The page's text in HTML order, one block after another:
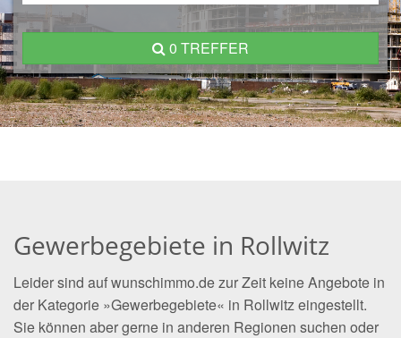
0 TREFFER
Gewerbegebiete in Rollwitz
Leider sind auf wunschimmo.de zur Zeit keine Angebote in
der Kategorie »Gewerbegebiete« in Rollwitz eingestellt.
Sie können aber gerne in anderen Regionen suchen oder